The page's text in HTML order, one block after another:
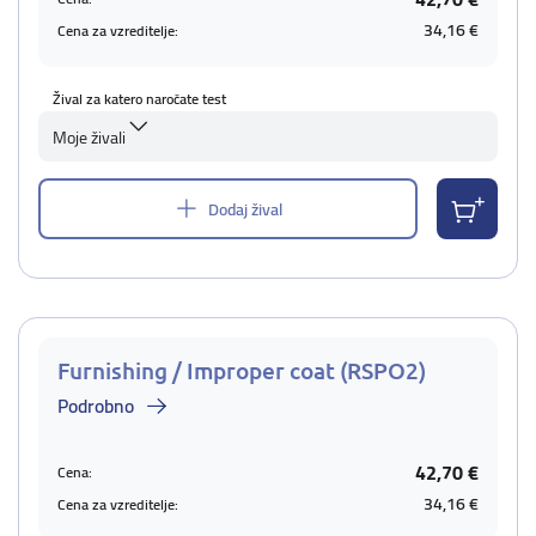
Cena za vzreditelje: 34,16 €
Žival za katero naročate test
Moje živali
Dodaj žival
Furnishing / Improper coat (RSPO2)
Podrobno
Cena: 42,70 €
Cena za vzreditelje: 34,16 €